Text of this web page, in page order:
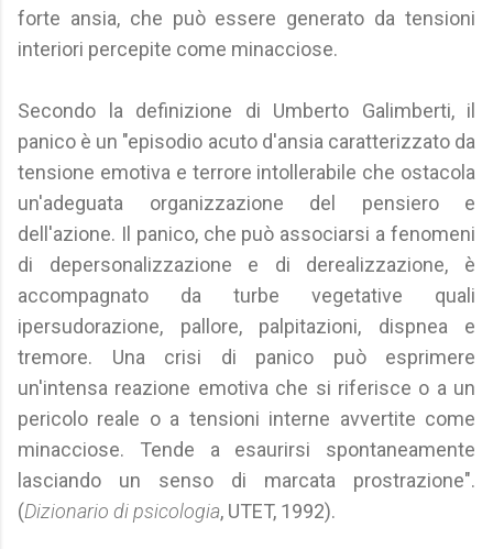
forte ansia, che può essere generato da tensioni
interiori percepite come minacciose.
Secondo la definizione di Umberto Galimberti, il
panico è un "episodio acuto d'ansia caratterizzato da
tensione emotiva e terrore intollerabile che ostacola
un'adeguata organizzazione del pensiero e
dell'azione. Il panico, che può associarsi a fenomeni
di depersonalizzazione e di derealizzazione, è
accompagnato da turbe vegetative quali
ipersudorazione, pallore, palpitazioni, dispnea e
tremore. Una crisi di panico può esprimere
un'intensa reazione emotiva che si riferisce ο a un
pericolo reale ο a tensioni interne avvertite come
minacciose. Tende a esaurirsi spontaneamente
lasciando un senso di marcata prostrazione".
(Dizionario di psicologia, UTET, 1992).